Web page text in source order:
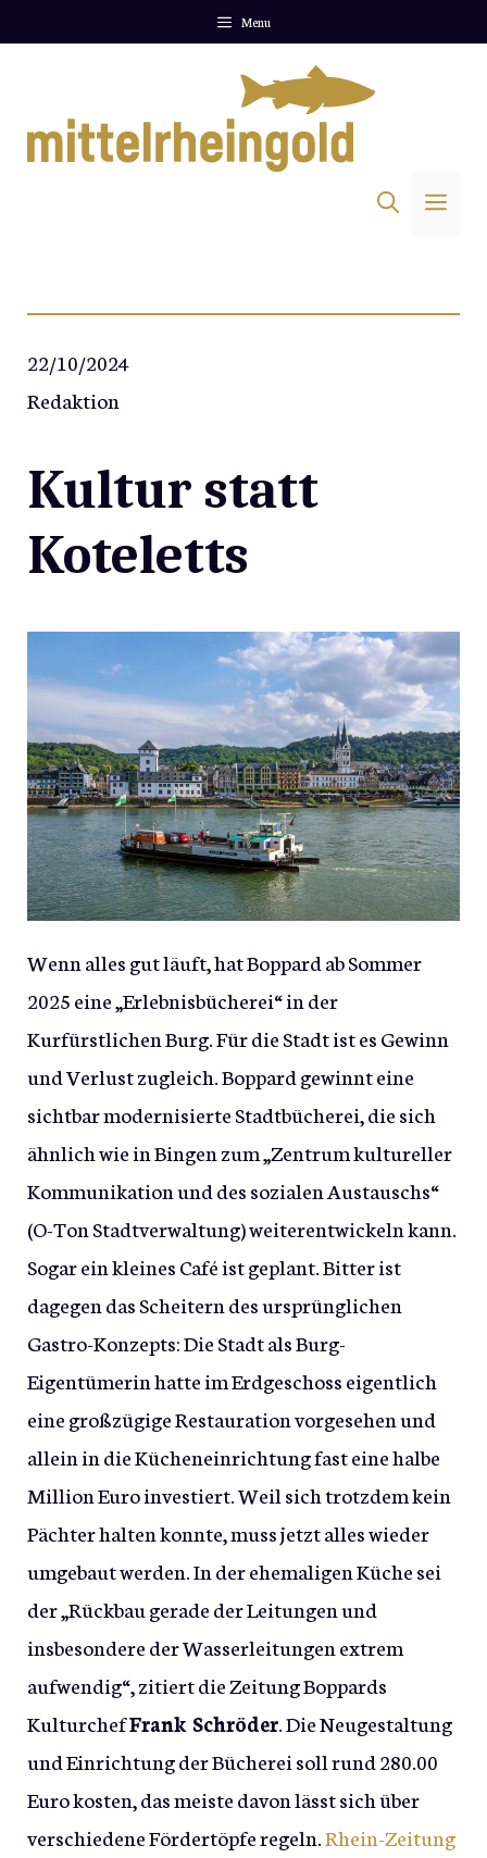
Menu
22/10/2024
Redaktion
Kultur statt
Koteletts
Wenn alles gut läuft, hat Boppard ab Sommer
2025 eine „Erlebnisbücherei“ in der
Kurfürstlichen Burg. Für die Stadt ist es Gewinn
und Verlust zugleich. Boppard gewinnt eine
sichtbar modernisierte Stadtbücherei, die sich
ähnlich wie in Bingen zum „Zentrum kultureller
Kommunikation und des sozialen Austauschs“
(O-Ton Stadtverwaltung) weiterentwickeln kann.
Sogar ein kleines Café ist geplant. Bitter ist
dagegen das Scheitern des ursprünglichen
Gastro-Konzepts: Die Stadt als Burg-
Eigentümerin hatte im Erdgeschoss eigentlich
eine großzügige Restauration vorgesehen und
allein in die Kücheneinrichtung fast eine halbe
Million Euro investiert. Weil sich trotzdem kein
Pächter halten konnte, muss jetzt alles wieder
umgebaut werden. In der ehemaligen Küche sei
der „Rückbau gerade der Leitungen und
insbesondere der Wasserleitungen extrem
aufwendig“, zitiert die Zeitung Boppards
KulturchefFrank Schröder. Die Neugestaltung
und Einrichtung der Bücherei soll rund 280.00
Euro kosten, das meiste davon lässt sich über
verschiedene Fördertöpfe regeln.Rhein-Zeitung